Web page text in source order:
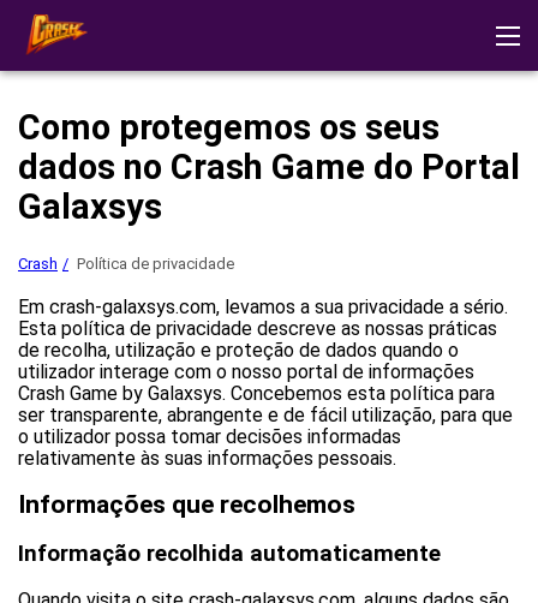
Estratégias
Outros Jogos
Jogar no casino
Como protegemos os seus
dados no Crash Game do Portal
Galaxsys
Crash Política de privacidade
Em crash-galaxsys.com, levamos a sua privacidade a sério.
Esta política de privacidade descreve as nossas práticas
de recolha, utilização e proteção de dados quando o
utilizador interage com o nosso portal de informações
Crash Game by Galaxsys. Concebemos esta política para
ser transparente, abrangente e de fácil utilização, para que
o utilizador possa tomar decisões informadas
relativamente às suas informações pessoais.
Informações que recolhemos
Informação recolhida automaticamente